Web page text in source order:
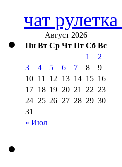
чат
Август 2026
Пн Вт Ср Чт Пт Сб Вс
« Июл
1
2
3
4 5 6 7 8
9
10 11 12 13 14 15 16
17 18 19 20 21 22 23
24 25 26 27 28 29 30
31